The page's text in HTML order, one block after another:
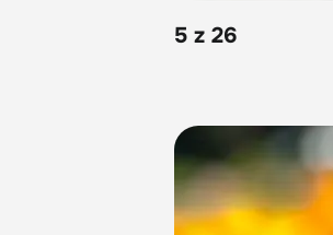
5 z 26